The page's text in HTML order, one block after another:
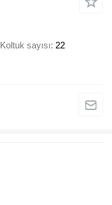
Koltuk sayısı 22